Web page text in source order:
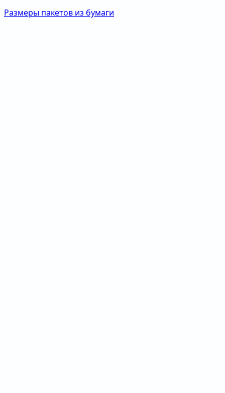
Размеры пакетов из бумаги